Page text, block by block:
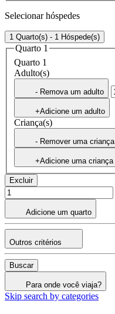
Selecionar hóspedes
1 Quarto(s) - 1 Hóspede(s)
Quarto 1
Quarto 1
Adulto(s)
- Remova um adulto
+Adicione um adulto
Criança(s)
- Remover uma criança
+Adicione uma criança
Excluir
Adicione um quarto
Outros critérios
Buscar
Para onde você viaja?
Skip search by categories